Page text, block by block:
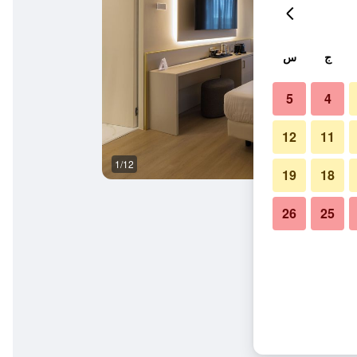
1/12
ج س
4
5
11
12
18
19
25
26